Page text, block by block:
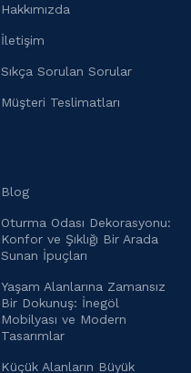
Hakkımızda
İletişim
Sıkça Sorulan Sorular
Müşteri Teslimatları
Blog
Oturma Odası Dekorasyonu:
Konfor ve Şıklığı Bir Arada
Sunan İpuçları
Yaşam Alanlarına Zamansız
Bir Dokunuş: İnegöl
Mobilyası ve Modern
Tasarımlar
Küçük Alanların Büyük